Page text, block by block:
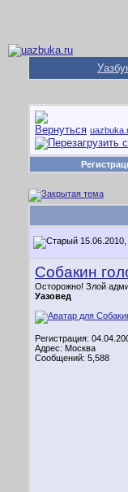
Собакин
Осторожно! Злой
Уазовед
Регистрация:
Адрес: Москва
Сообщений: 5,588